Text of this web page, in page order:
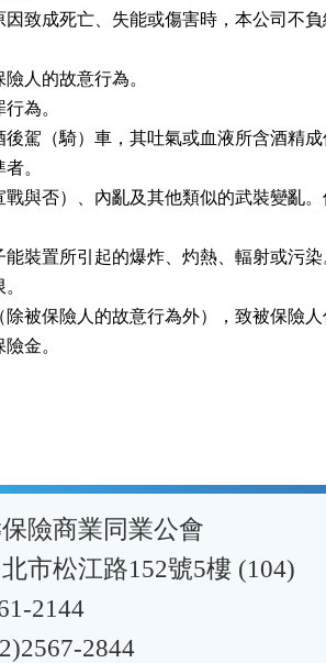
因致成死亡、失能或傷害時，本公司不
人的故意行為。
為。
後駕（騎）車，其吐氣或血液所含酒精
。
戰與否）、內亂及其他類似的武裝變亂
能裝置所引起的爆炸、灼熱、輻射或污
除被保險人的故意行為外），致被保險
金。
險商業同業公會
市松江路152號5樓 (104)
2144
2844